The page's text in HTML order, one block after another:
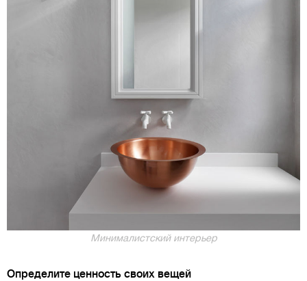
Минималистский интерьер
Определите ценность своих вещей